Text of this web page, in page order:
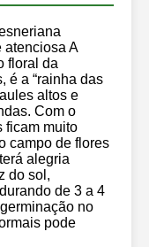
atenciosa A
floral da
é a “rainha das
altos e
Com o
ficam muito
campo de flores
alegria
do sol,
de 3 a 4
no
pode